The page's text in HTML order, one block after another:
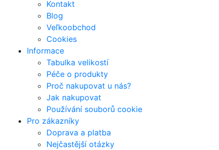
Kontakt
Blog
Veľkoobchod
Cookies
Informace
Tabulka velikostí
Péče o produkty
Proč nakupovat u nás?
Jak nakupovat
Používání souborů cookie
Pro zákazníky
Doprava a platba
Nejčastější otázky